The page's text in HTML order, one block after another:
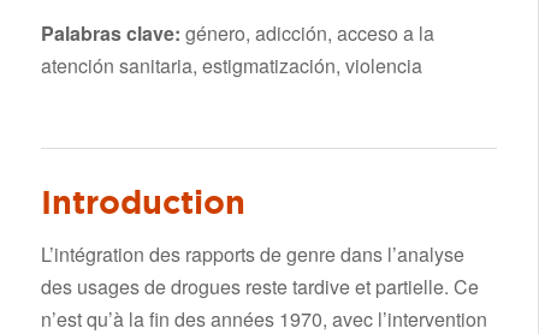
Palabras clave: género, adicción, acceso a la
atención sanitaria, estigmatización, violencia
Introduction
L’intégration des rapports de genre dans l’analyse
des usages de drogues reste tardive et partielle. Ce
n’est qu’à la fin des années 1970, avec l’intervention